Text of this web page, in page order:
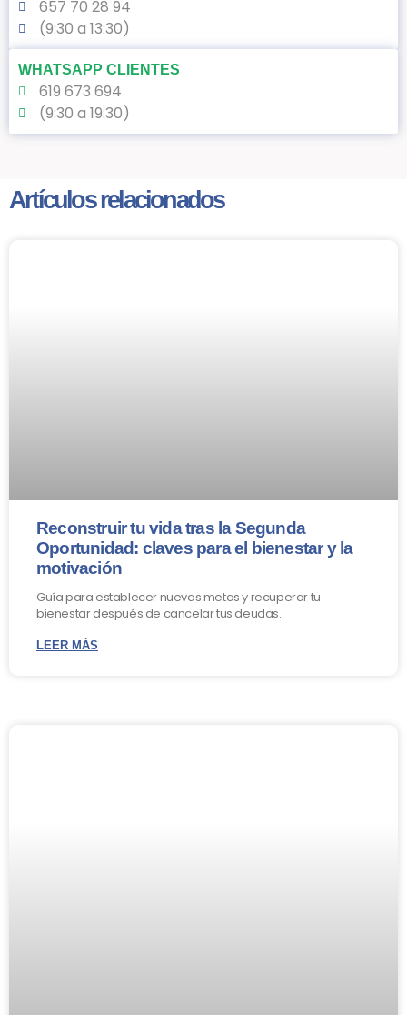
657 70 28 94
(9:30 a 13:30)
WHATSAPP CLIENTES
619 673 694
(9:30 a 19:30)
Artículos relacionados
Reconstruir tu vida tras la Segunda
Oportunidad: claves para el bienestar y la
motivación
Guía para establecer nuevas metas y recuperar tu
bienestar después de cancelar tus deudas.
LEER MÁS